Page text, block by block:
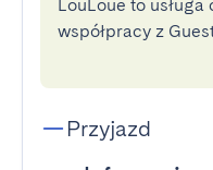
LouLoue to
współpracy z
Przyjazd